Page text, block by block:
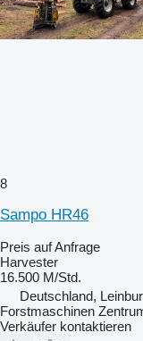
8
Sampo HR46
Preis auf Anfrage
Harvester
16.500 M/Std.
Deutschland,
Forstmaschinen
Verkäufer kontaktieren